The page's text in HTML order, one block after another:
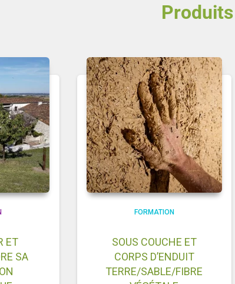
ET
SA
FORMATION
SOUS COUCHE ET
CORPS D’ENDUIT
TERRE/SABLE/FIBRE